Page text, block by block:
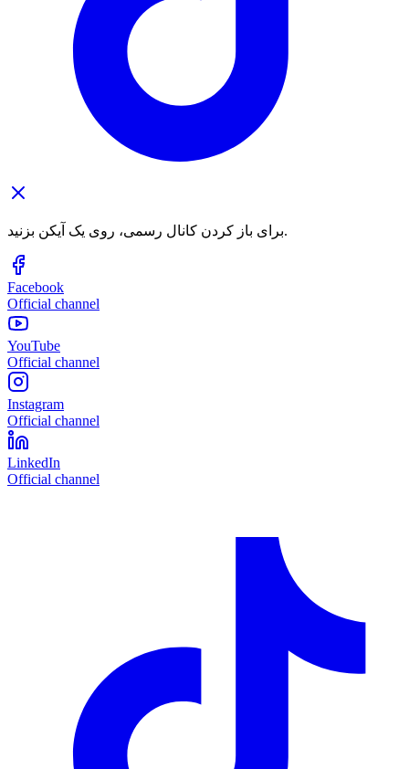
برای باز کردن کانال رسمی، روی یک آیکن بزنید.
Facebook
Official channel
YouTube
Official channel
Instagram
Official channel
LinkedIn
Official channel